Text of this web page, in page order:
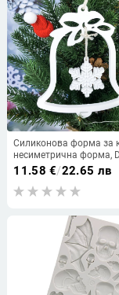
Силиконова форма за
несиметрична форма,
за висулка, в
11.58 €/22.65 лв